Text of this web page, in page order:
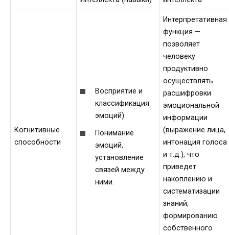
Когнитивные
способности
Восприятие и
классификация
эмоций)
Понимание
эмоций,
установление
связей между
ними.
Интерпретативная
функция —
позволяет
человеку
продуктивно
осуществлять
расшифровки
эмоциональной
информации
(выражение лица,
интонация голоса
и т.д.), что
приведет
накоплению и
систематизации
знаний,
формированию
собственного